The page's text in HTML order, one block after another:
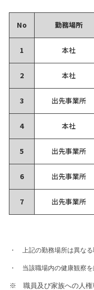
No 勤務場所
1
本社
2
本社
3
出先事業所
4
本社
5
出先事業所
6
出先事業所
7
出先事業所
・ 上記の勤務場所は異な
・ 当該職場内の健康観察を
※ 職員及び家族への人権